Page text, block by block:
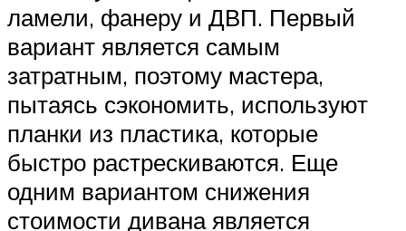
ламели, фанеру и ДВП. Первый
вариант является самым
затратным, поэтому мастера,
пытаясь сэкономить, используют
планки из пластика, которые
быстро растрескиваются. Еще
одним вариантом снижения
стоимости дивана является